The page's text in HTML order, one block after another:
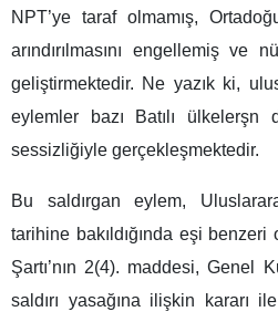
NPT’ye taraf olmamış,
arındırılmasını engellemiş ve
geliştirmektedir. Ne yazık ki,
eylemler bazı Batılı ülkelerşn
sessizliğiyle gerçekleşmektedir.
Bu saldırgan eylem,
tarihine bakıldığında eşi
Şartı’nın 2(4). maddesi, Genel
saldırı yasağına ilişkin kararı